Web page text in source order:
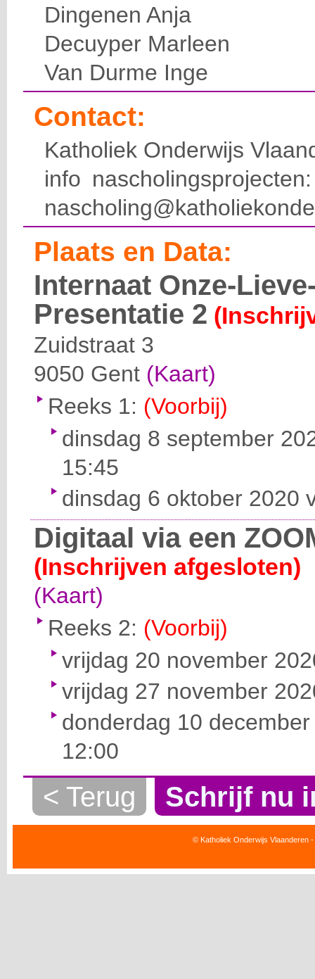
Dingenen Anja
Decuyper Marleen
Van Durme Inge
Contact:
Katholiek Onderwijs
info
Plaats en Data:
Internaat Onze-
Presentatie 2
Zuidstraat 3
9050 Gent (Kaart)
Reeks 1: (Voorbij)
dinsdag 8 september
15:45
dinsdag 6 oktober 2020
Digitaal via een
(Inschrijven afgesloten)
(Kaart)
Reeks 2: (Voorbij)
vrijdag 20 november
vrijdag 27 november
donderdag 10
12:00
< Terug Schrijf nu
© Katholiek Onderwijs Vlaanderen